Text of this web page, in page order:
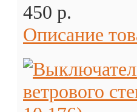
450 p.
Описание